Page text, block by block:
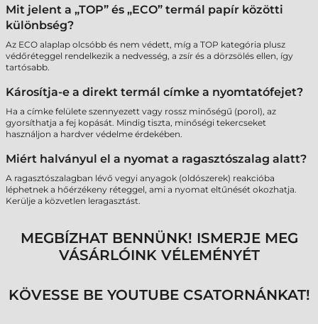
Mit jelent a „TOP” és „ECO” termál papír közötti
különbség?
Az ECO alaplap olcsóbb és nem védett, míg a TOP kategória plusz
védőréteggel rendelkezik a nedvesség, a zsír és a dörzsölés ellen, így
tartósabb.
Károsítja-e a direkt termál címke a nyomtatófejet?
Ha a címke felülete szennyezett vagy rossz minőségű (porol), az
gyorsíthatja a fej kopását. Mindig tiszta, minőségi tekercseket
használjon a hardver védelme érdekében.
Miért halványul el a nyomat a ragasztószalag alatt?
A ragasztószalagban lévő vegyi anyagok (oldószerek) reakcióba
léphetnek a hőérzékeny réteggel, ami a nyomat eltűnését okozhatja.
Kerülje a közvetlen leragasztást.
MEGBÍZHAT BENNÜNK! ISMERJE MEG
VÁSÁRLÓINK VÉLEMÉNYÉT
KÖVESSE BE YOUTUBE CSATORNÁNKAT!